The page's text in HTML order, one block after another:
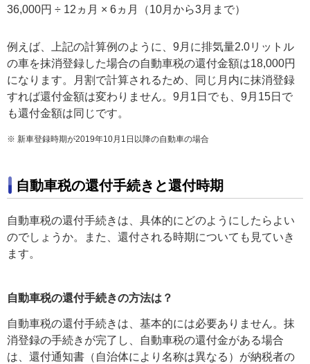
36,000円 ÷ 12ヵ月 × 6ヵ月（10月から3月まで）
例えば、上記の計算例のように、9月に排気量2.0リットル
の車を抹消登録した場合の自動車税の還付金額は18,000円
になります。月割で計算されるため、同じ月内に抹消登録
すれば還付金額は変わりません。9月1日でも、9月15日で
も還付金額は同じです。
※ 新車登録時期が2019年10月1日以降の自動車の場合
自動車税の還付手続きと還付時期
自動車税の還付手続きは、具体的にどのようにしたらよい
のでしょうか。また、還付される時期についても見ていき
ます。
自動車税の還付手続きの方法は？
自動車税の還付手続きは、基本的には必要ありません。抹
消登録の手続きが完了し、自動車税の還付金がある場合
は、還付通知書（自治体により名称は異なる）が納税者の